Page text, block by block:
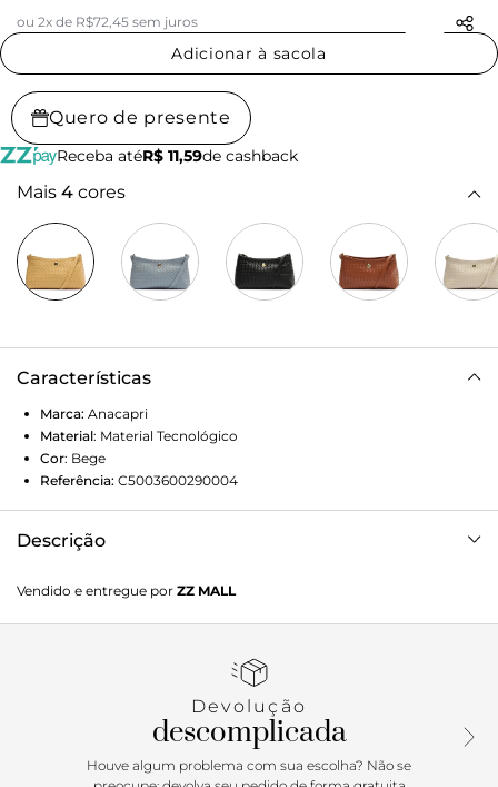
ou 2x de R$72,45 sem juros
Adicionar à sacola
Quero de presente
Receba atéR$ 11,59de cashback
Mais 4 cores
Características
Marca: Anacapri
Material: Material Tecnológico
Cor: Bege
Referência: C5003600290004
Descrição
amarela. O modelo apresenta shape retangular com efeito
soft e possui acabamento texturizado imponente - com
regulável e fechamento superior por zíper metálico, com
e etiqueta emborrachada exclusiva Anacapri. Traz aplicação
de pin metálico imponente Anacapri, centralizado na parte
superior da capa frontal. Porque Apostar: Um toque
Vendido e entregue por ZZ MALL
Devolução
descomplicada
Houve algum problema com sua escolha? Não se